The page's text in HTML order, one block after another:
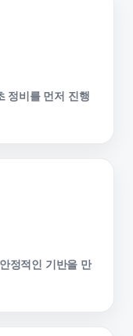
정비를 먼저 진행
정적인 기반을 만